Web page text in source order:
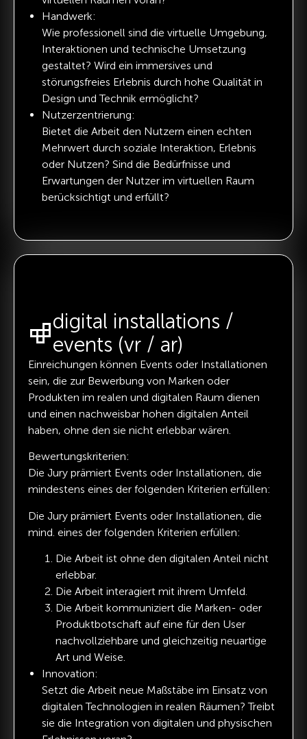
Handwerk:
Wie professionell sind die virtuelle Umgebung,
Interaktionen und technische Umsetzung
gestaltet? Wird ein immersives und
störungsfreies Erlebnis durch hohe Qualität in
Design und Technik ermöglicht?
Nutzerzentrierung:
Bietet die Arbeit den Nutzern einen echten
Mehrwert durch soziale Interaktion, Erlebnis
oder Nutzen? Sind die Bedürfnisse und
Erwartungen der Nutzer im virtuellen Raum
berücksichtigt und erfüllt?
digital installations /
events (vr / ar)
Einreichungen können Events oder Installationen
sein, die zur Bewerbung von Marken oder
Produkten im realen und digitalen Raum dienen
und einen nachweisbar hohen digitalen Anteil
haben, ohne den sie nicht erlebbar wären.
Bewertungskriterien:
Die Jury prämiert Events oder Installationen, die
mindestens eines der folgenden Kriterien erfüllen:
Die Jury prämiert Events oder Installationen, die
mind. eines der folgenden Kriterien erfüllen:
Die Arbeit ist ohne den digitalen Anteil nicht
erlebbar.
Die Arbeit interagiert mit ihrem Umfeld.
Die Arbeit kommuniziert die Marken- oder
Produktbotschaft auf eine für den User
nachvollziehbare und gleichzeitig neuartige
Art und Weise.
Innovation:
Setzt die Arbeit neue Maßstäbe im Einsatz von
digitalen Technologien in realen Räumen? Treibt
sie die Integration von digitalen und physischen